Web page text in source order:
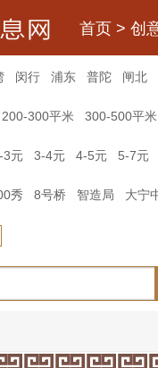
首页 > 创
闵行 浦东 普陀 闸北
200-300平米 300-500平米
3元 3-4元 4-5元 5-7元
秀 8号桥 智造局 大宁